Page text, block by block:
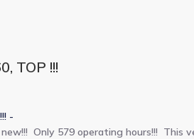
TOP !!!
-
new!!! Only 579 operating hours!!! This